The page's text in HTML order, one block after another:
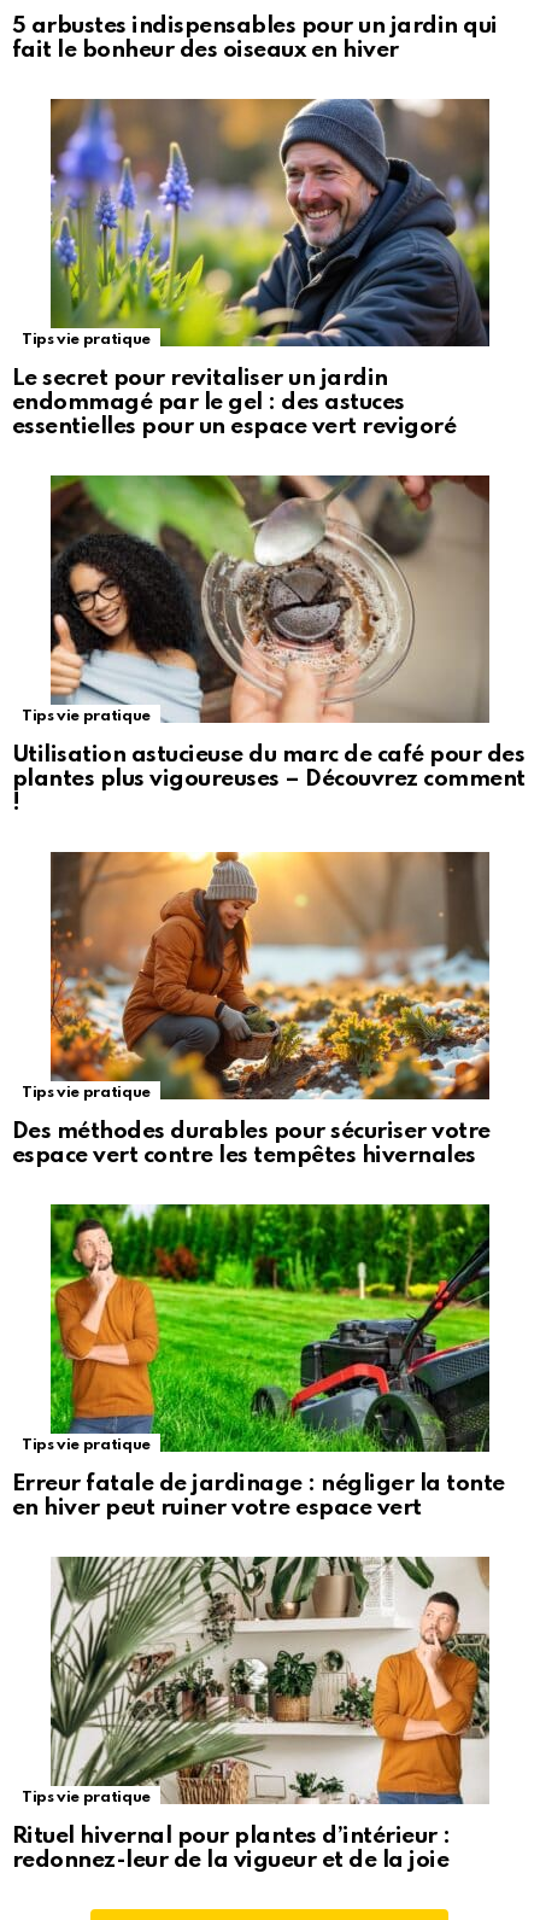
5 arbustes indispensables pour un jardin qui
fait le bonheur des oiseaux en hiver
Tips vie pratique
Le secret pour revitaliser un jardin
endommagé par le gel : des astuces
essentielles pour un espace vert revigoré
Tips vie pratique
Utilisation astucieuse du marc de café pour des
plantes plus vigoureuses – Découvrez comment
!
Tips vie pratique
Des méthodes durables pour sécuriser votre
espace vert contre les tempêtes hivernales
Tips vie pratique
Erreur fatale de jardinage : négliger la tonte
en hiver peut ruiner votre espace vert
Tips vie pratique
Rituel hivernal pour plantes d’intérieur :
redonnez-leur de la vigueur et de la joie